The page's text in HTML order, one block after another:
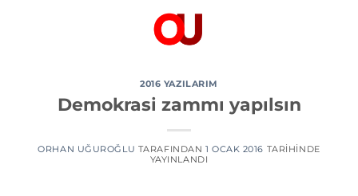
2016 YAZILARIM
Demokrasi zammı yapılsın
ORHAN UĞUROĞLU TARAFINDAN 1 OCAK 2016 TARIHINDE
YAYINLANDI